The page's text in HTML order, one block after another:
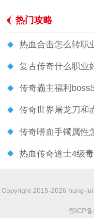
热门攻略
热血合击怎么转职
复古传奇什么职业
传奇霸主福利boss
传奇世界屠龙刀和
传奇嗜血手镯属性
热血传奇道士4级
Copyright 2015-2026 hung-
鄂ICP